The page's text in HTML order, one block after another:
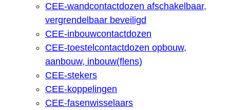
CEE-wandcontactdozen afschakelbaar,
vergrendelbaar beveiligd
CEE-inbouwcontactdozen
CEE-toestelcontactdozen opbouw,
aanbouw, inbouw(flens)
CEE-stekers
CEE-koppelingen
CEE-fasenwisselaars